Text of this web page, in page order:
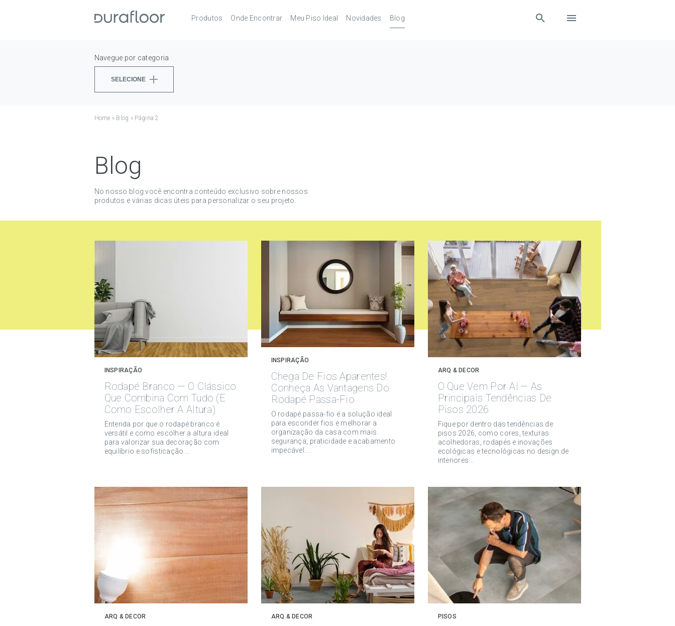
Produtos
Onde Encontrar
Meu Piso Ideal Novidades Blog
Navegue por categoria
SELECIONE
Home » Blog » Página 2
Blog
No nosso blog você encontra conteúdo exclusivo sobre nossos
produtos e várias dicas úteis para personalizar o seu projeto.
INSPIRAÇÃO
Rodapé Branco — O Clássico
Que Combina Com Tudo (E
Como Escolher A Altura)
Entenda por que o rodapé branco é
versátil e como escolher a altura ideal
para valorizar sua decoração com
equilíbrio e sofisticação....
INSPIRAÇÃO
Chega De Fios Aparentes!
Conheça As Vantagens Do
Rodapé Passa-Fio
O rodapé passa-fio é a solução ideal
para esconder fios e melhorar a
organização da casa com mais
segurança, praticidade e acabamento
impecável....
ARQ & DECOR
O Que Vem Por Aí — As
Principais Tendências De
Pisos 2026
Fique por dentro das tendências de
pisos 2026, como cores, texturas
acolhedoras, rodapés e inovações
ecológicas e tecnológicas no design de
interiores...
ARQ & DECOR ARQ & DECOR PISOS